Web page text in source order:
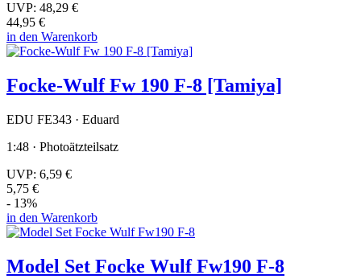
UVP: 48,29 €
44,95 €
in den Warenkorb
Focke-Wulf Fw 190 F-8 [Tamiya]
EDU FE343 · Eduard
1:48 · Photoätzteilsatz
UVP: 6,59 €
5,75 €
- 13%
in den Warenkorb
Model Set Focke Wulf Fw190 F-8